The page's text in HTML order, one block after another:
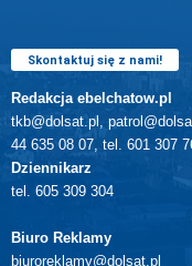
Skontaktuj się z nami!
Redakcja ebelchatow.pl
tkb@dolsat.pl,
44 635 08 07, tel. 601 307
Dziennikarz
tel. 605 309 304
Biuro Reklamy
biuroreklamy@dolsat.pl